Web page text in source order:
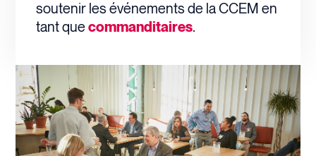
soutenir les événements de la CCEM en
tant quecommanditaires.